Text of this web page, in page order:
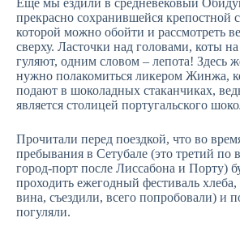
прекрасно сохранившейся крепостной
которой можно обойти и рассмотреть
сверху. Ласточки над головами, коты
гуляют, одним словом – лепота! Здесь
нужно полакомиться ликером Жинжа,
подают в шоколадных стаканчиках,
является столицей португальского
Прочитали перед поездкой, что во
пребывания в Сетубале (это третий по
город-порт после Лиссабона и Порту)
проходить ежегодный фестиваль
вина, съездили, всего попробовали) и
погуляли.